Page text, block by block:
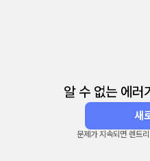
알 수 없는 에러
새
문제가 지속되면 렌트